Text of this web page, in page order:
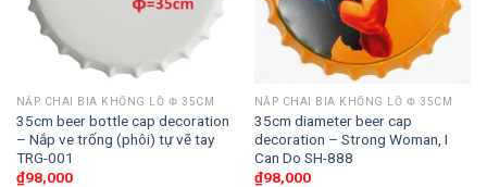
NẮP CHAI BIA KHỔNG LỒ Փ 35CM
35cm beer bottle cap decoration
– Nắp ve trống (phôi) tự vẽ tay
TRG-001
₫98,000
NẮP CHAI BIA KHỔNG LỒ Փ 35CM
35cm diameter beer cap
decoration – Strong Woman, I
Can Do SH-888
₫98,000